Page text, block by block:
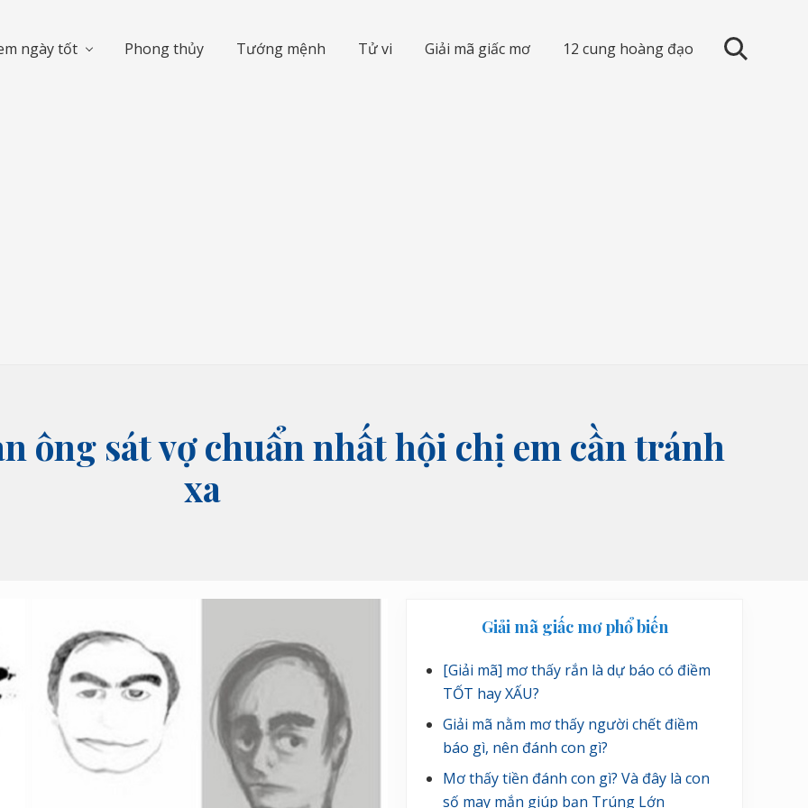
ngày tốt Phong thủy Tướng mệnh Tử vi Giải mã giấc mơ 12 cung hoàng đạo search
ông sát vợ chuẩn nhất hội chị em cần tránh
xa
SidebarGiải mã giấc mơ phổ biến
[Giải mã] mơ thấy rắn là dự báo có điềm
TỐT hay XẤU?
Giải mã nằm mơ thấy người chết điềm
báo gì, nên đánh con gì?
Mơ thấy tiền đánh con gì? Và đây là con
số may mắn giúp bạn Trúng Lớn